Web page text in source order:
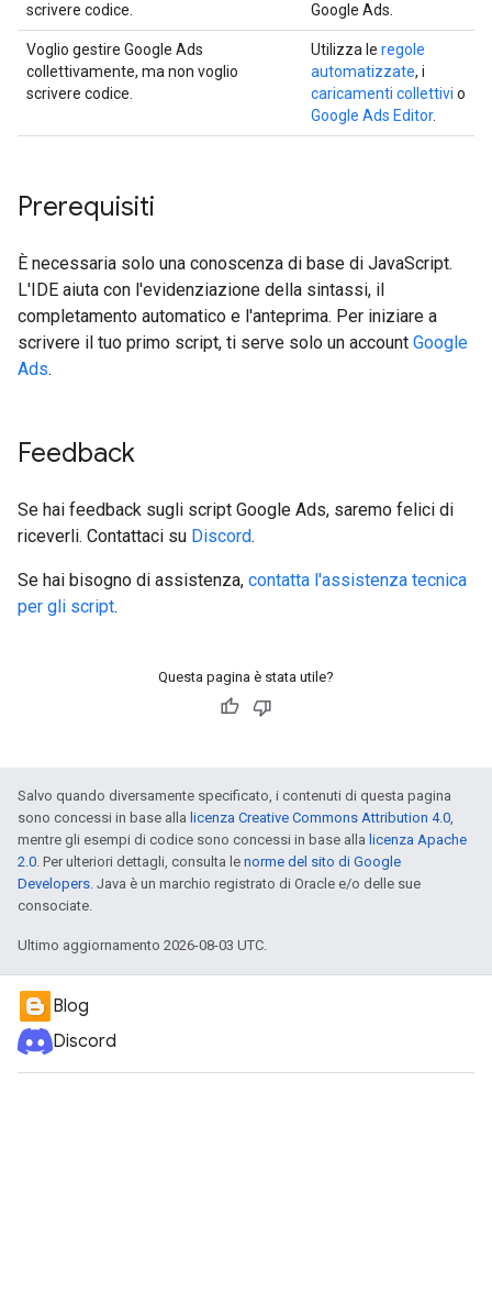
scrivere codice.
Google Ads.
Voglio gestire Google Ads
collettivamente, ma non voglio
scrivere codice.
Utilizza le regole
automatizzate, i
caricamenti collettivi o
Google Ads Editor.
Prerequisiti
È necessaria solo una conoscenza di base di JavaScript.
L'IDE aiuta con l'evidenziazione della sintassi, il
completamento automatico e l'anteprima. Per iniziare a
scrivere il tuo primo script, ti serve solo un account Google
Ads.
Feedback
Se hai feedback sugli script Google Ads, saremo felici di
riceverli. Contattaci su Discord.
Se hai bisogno di assistenza, contatta l'assistenza tecnica
per gli script.
Questa pagina è stata utile?
Salvo quando diversamente specificato, i contenuti di questa pagina
sono concessi in base alla licenza Creative Commons Attribution 4.0,
mentre gli esempi di codice sono concessi in base alla licenza Apache
2.0. Per ulteriori dettagli, consulta le norme del sito di Google
Developers. Java è un marchio registrato di Oracle e/o delle sue
consociate.
Ultimo aggiornamento 2026-08-03 UTC.
Blog
Discord